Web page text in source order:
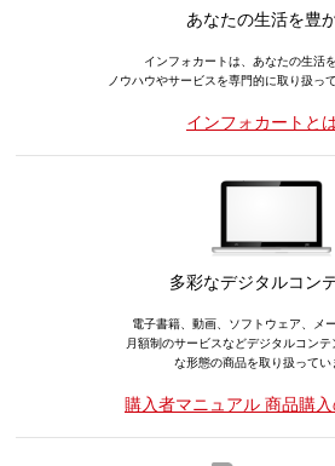
あなたの生活を豊
インフォカートは、あなたの生活
ノウハウやサービスを専門的に取り扱っ
インフォカートと
多彩なデジタルコン
電子書籍、動画、ソフトウェア、メ
月額制のサービスなどデジタルコンテ
な形態の商品を取り扱ってい
購入者マニュアル 商品購